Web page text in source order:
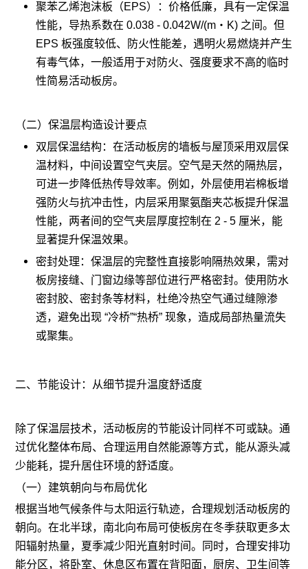
聚苯乙烯泡沫板（EPS）：价格低廉，具有一定保温
性能，导热系数在 0.038 - 0.042W/(m・K) 之间。但
EPS 板强度较低、防火性能差，遇明火易燃烧并产生
有毒气体，一般适用于对防火、强度要求不高的临时
性简易活动板房。
（二）保温层构造设计要点
双层保温结构：在活动板房的墙板与屋顶采用双层保
温材料，中间设置空气夹层。空气是天然的隔热层，
可进一步降低热传导效率。例如，外层使用岩棉板增
强防火与抗冲击性，内层采用聚氨酯夹芯板提升保温
性能，两者间的空气夹层厚度控制在 2 - 5 厘米，能
显著提升保温效果。
密封处理：保温层的完整性直接影响隔热效果，需对
板房接缝、门窗边缘等部位进行严格密封。使用防水
密封胶、密封条等材料，杜绝冷热空气通过缝隙渗
透，避免出现 “冷桥”“热桥” 现象，造成局部热量流失
或聚集。
二、节能设计：从细节提升温度舒适度
除了保温层技术，活动板房的节能设计同样不可或缺。通
过优化整体布局、合理运用自然能源等方式，能从源头减
少能耗，提升居住环境的舒适度。
（一）建筑朝向与布局优化
根据当地气候条件与太阳运行轨迹，合理规划活动板房的
朝向。在北半球，南北向布局可使板房在冬季获取更多太
阳辐射热量，夏季减少阳光直射时间。同时，合理安排功
能分区，将卧室、休息区布置在背阳面，厨房、卫生间等